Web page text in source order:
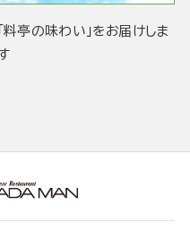
「料亭の味わい」をお届けしま